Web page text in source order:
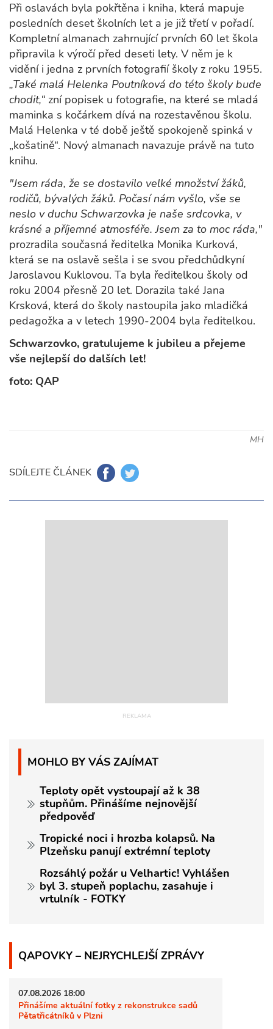
Při oslavách byla pokřtěna i kniha, která mapuje
posledních deset školních let a je již třetí v pořadí.
Kompletní almanach zahrnující prvních 60 let škola
připravila k výročí před deseti lety. V něm je k
vidění i jedna z prvních fotografií školy z roku 1955.
„Také malá Helenka Poutníková do této školy bude
chodit,“ zní popisek u fotografie, na které se mladá
maminka s kočárkem dívá na rozestavěnou školu.
Malá Helenka v té době ještě spokojeně spinká v
„košatině“. Nový almanach navazuje právě na tuto
knihu.
"Jsem ráda, že se dostavilo velké množství žáků,
rodičů, bývalých žáků. Počasí nám vyšlo, vše se
neslo v duchu Schwarzovka je naše srdcovka, v
krásné a příjemné atmosféře. Jsem za to moc ráda,"
prozradila současná ředitelka Monika Kurková,
která se na oslavě sešla i se svou předchůdkyní
Jaroslavou Kuklovou. Ta byla ředitelkou školy od
roku 2004 přesně 20 let. Dorazila také Jana
Krsková, která do školy nastoupila jako mladičká
pedagožka a v letech 1990-2004 byla ředitelkou.
Schwarzovko, gratulujeme k jubileu a přejeme
vše nejlepší do dalších let!
foto: QAP
MH
SDÍLEJTE ČLÁNEK
MOHLO BY VÁS ZAJÍMAT
Teploty opět vystoupají až k 38
stupňům. Přinášíme nejnovější
předpověď
Tropické noci i hrozba kolapsů. Na
Plzeňsku panují extrémní teploty
Rozsáhlý požár u Velhartic! Vyhlášen
byl 3. stupeň poplachu, zasahuje i
vrtulník - FOTKY
QAPOVKY – NEJRYCHLEJŠÍ ZPRÁVY
07.08.2026 18:00
Přinášíme aktuální fotky z rekonstrukce sadů
Pětatřicátníků v Plzni